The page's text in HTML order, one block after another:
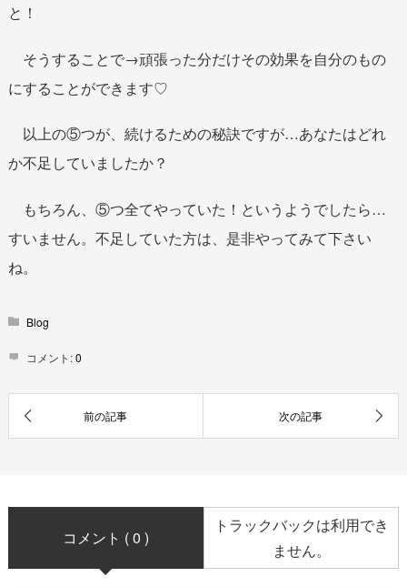
と！
そうすることで→頑張った分だけその効果を自分のもの
にすることができます♡
以上の⑤つが、続けるための秘訣ですが…あなたはどれ
か不足していましたか？
もちろん、⑤つ全てやっていた！というようでしたら…
すいません。不足していた方は、是非やってみて下さい
ね。
Blog
コメント:0
コメント ( 0 )
トラックバックは利用でき
ません。